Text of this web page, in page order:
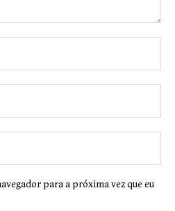
para a próxima vez que eu